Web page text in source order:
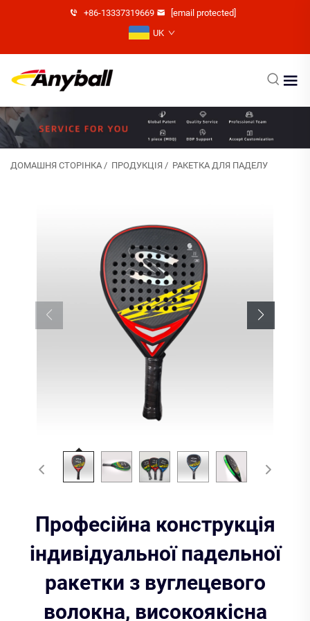
+86-13337319669
[email protected]
UK
ДОМАШНЯ СТОРІНКА / ПРОДУКЦІЯ / РАКЕТКА ДЛЯ ПАДЕЛУ
Професійна конструкція
індивідуальної падельної
ракетки з вуглецевого
волокна, високоякісна